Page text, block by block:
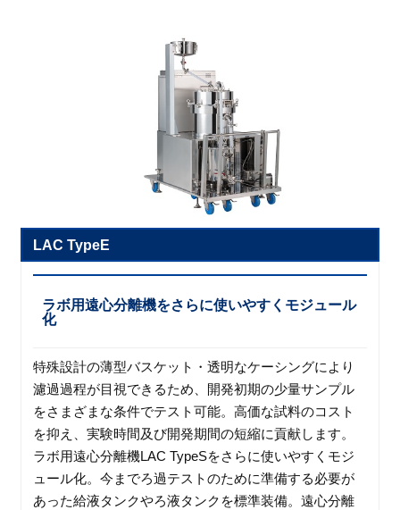
LAC TypeE
ラボ用遠心分離機をさらに使いやすくモジュール
化
特殊設計の薄型バスケット・透明なケーシングにより
濾過過程が目視できるため、開発初期の少量サンプル
をさまざまな条件でテスト可能。高価な試料のコスト
を抑え、実験時間及び開発期間の短縮に貢献します。
ラボ用遠心分離機LAC TypeSをさらに使いやすくモジ
ュール化。今までろ過テストのために準備する必要が
あった給液タンクやろ液タンクを標準装備。遠心分離